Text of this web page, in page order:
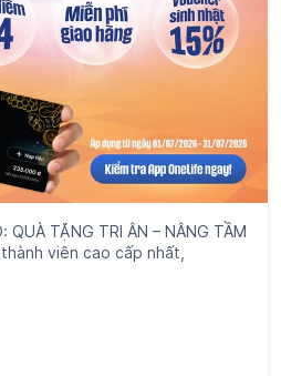
QUÀ TẶNG TRI ÂN – NÂNG TẦM
thành viên cao cấp nhất,